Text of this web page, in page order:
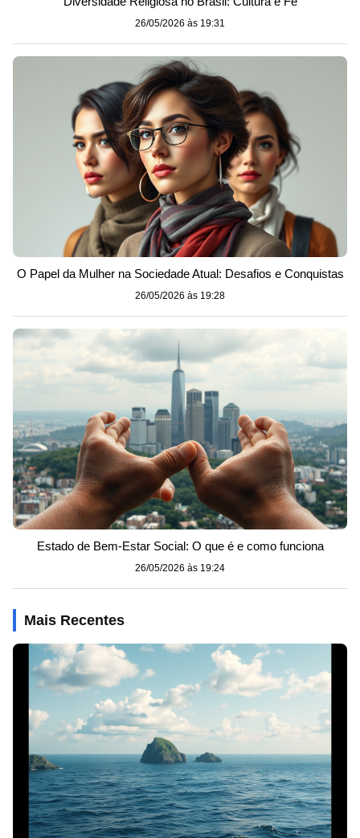
26/05/2026 às 19:31
O Papel da Mulher na Sociedade Atual: Desafios e Conquistas
26/05/2026 às 19:28
Estado de Bem-Estar Social: O que é e como funciona
26/05/2026 às 19:24
Mais Recentes